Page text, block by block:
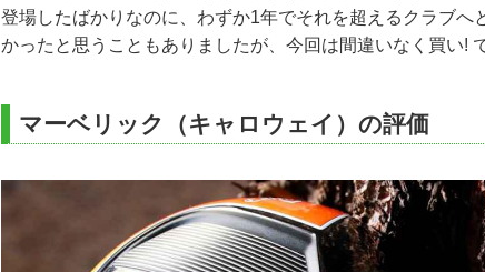
登場したばかりなのに、わずか1年でそれを超えるクラブへ
かったと思うこともありましたが、今回は間違いなく買い!
マーベリック（キャロウェイ）の評価